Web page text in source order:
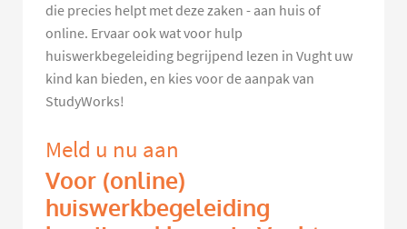
die precies helpt met deze zaken - aan huis of
online. Ervaar ook wat voor hulp
huiswerkbegeleiding begrijpend lezen in Vught uw
kind kan bieden, en kies voor de aanpak van
StudyWorks!
Meld u nu aan
Voor (online)
huiswerkbegeleiding